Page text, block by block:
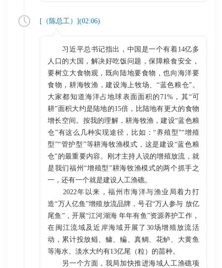
[（ 陈总工）](02:06)
习近平总书记指出，中国是一个有着14亿多
人口的大国，解决好吃饭问题，保障粮食安全，
要树立大食物观，既向陆地要食物，也向海洋要
食物，耕海牧渔，建设海上牧场、“蓝色粮仓”。
大家都知道海洋占地球表面面积的71%，其“可
耕”面积大约是陆地的15倍，比陆地有更大的食物
增长空间。按我的理解，耕海牧渔，建设“蓝色粮
仓”有这么几种实现途径，比如：“养殖型”“增殖
型”“管护型”等耕海牧渔模式，这是建设“蓝色粮
仓”的最重要内容。刚才主持人说的增殖放流，就
是我们福州“增殖型”耕海牧渔模式的两个抓手之
一，还有一个就是建设人工渔礁。
2022年以来，福州市海洋与渔业局着力打
造“万人亿鱼”增殖放流品牌，号召“万人参与 放亿
尾鱼”，开展“江河湖海 年年有鱼”资源养护工作，
在闽江流域及近岸海域开展了30场增殖放流活
动，累计投放鲢、鳙、鳊、真鲷、花鲈、大黄鱼
等海水、淡水大约有13亿尾（粒）的苗种。
另一个方面，我局加快推进海域人工渔礁项